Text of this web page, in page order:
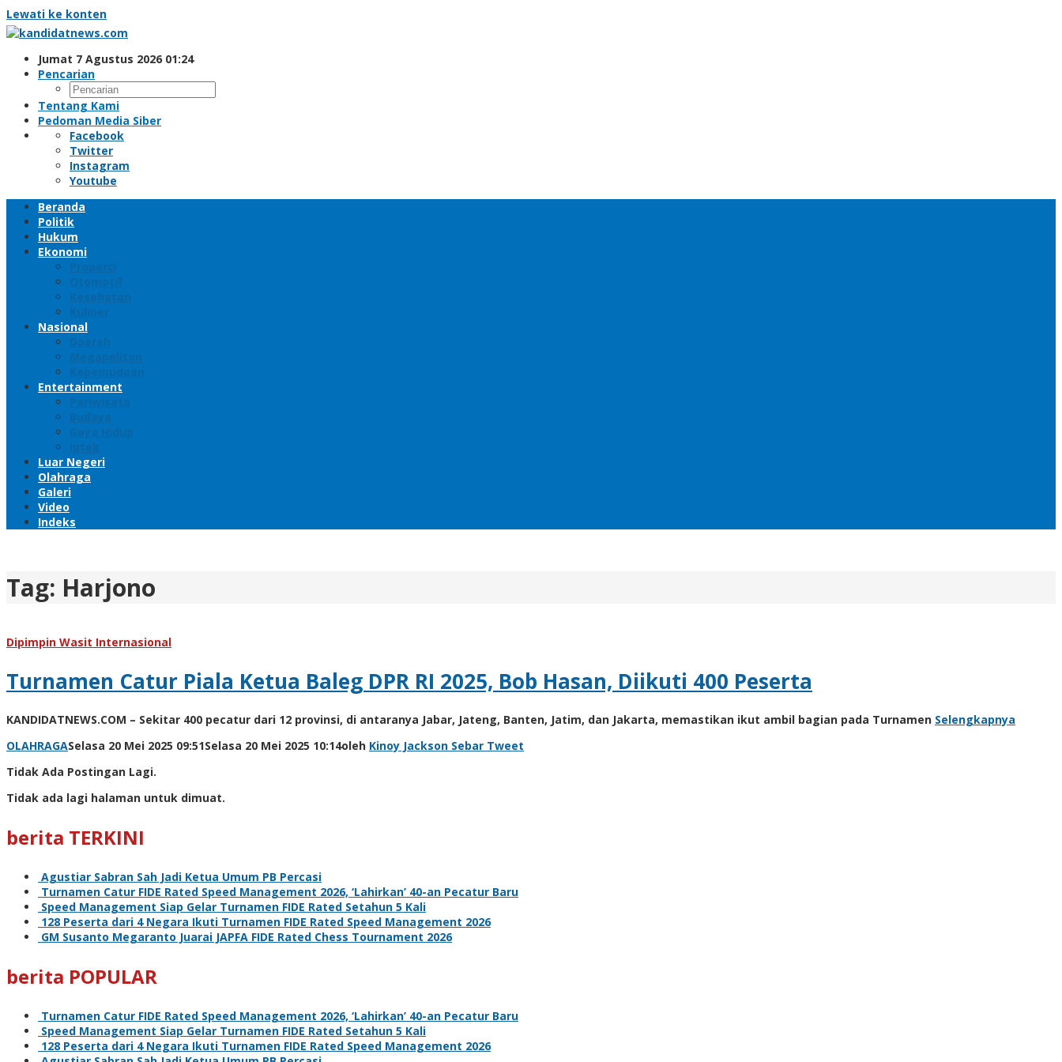
Lewati ke konten
Jumat 7 Agustus 2026 01:24
Pencarian
Tentang Kami
Pedoman Media Siber
Facebook
Twitter
Instagram
Youtube
Beranda
Politik
Hukum
Ekonomi
Properti
Otomotif
Kesehatan
Kuliner
Nasional
Daerah
Megapolitan
Kepemudaan
Entertainment
Pariwisata
Budaya
Gaya Hidup
Iptek
Luar Negeri
Olahraga
Galeri
Video
Indeks
Tag: Harjono
Dipimpin Wasit Internasional
Turnamen Catur Piala Ketua Baleg DPR RI 2025, Bob Hasan, Diikuti 400 Peserta
KANDIDATNEWS.COM – Sekitar 400 pecatur dari 12 provinsi, di antaranya Jabar, Jateng, Banten, Jatim, dan Jakarta, memastikan ikut ambil bagian pada Turnamen Selengkapnya
OLAHRAGASelasa 20 Mei 2025 09:51Selasa 20 Mei 2025 10:14oleh Kinoy Jackson Sebar Tweet
Tidak Ada Postingan Lagi.
Tidak ada lagi halaman untuk dimuat.
berita TERKINI
Agustiar Sabran Sah Jadi Ketua Umum PB Percasi
Turnamen Catur FIDE Rated Speed Management 2026, ‘Lahirkan’ 40-an Pecatur Baru
Speed Management Siap Gelar Turnamen FIDE Rated Setahun 5 Kali
128 Peserta dari 4 Negara Ikuti Turnamen FIDE Rated Speed Management 2026
GM Susanto Megaranto Juarai JAPFA FIDE Rated Chess Tournament 2026
berita POPULAR
Turnamen Catur FIDE Rated Speed Management 2026, ‘Lahirkan’ 40-an Pecatur Baru
Speed Management Siap Gelar Turnamen FIDE Rated Setahun 5 Kali
128 Peserta dari 4 Negara Ikuti Turnamen FIDE Rated Speed Management 2026